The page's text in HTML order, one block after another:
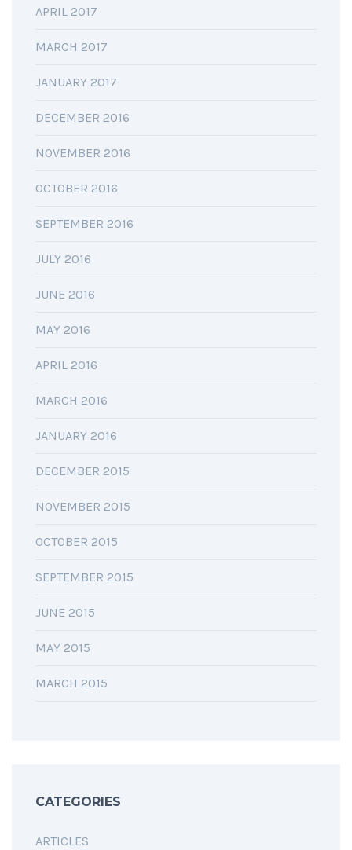
APRIL 2017
MARCH 2017
JANUARY 2017
DECEMBER 2016
NOVEMBER 2016
OCTOBER 2016
SEPTEMBER 2016
JULY 2016
JUNE 2016
MAY 2016
APRIL 2016
MARCH 2016
JANUARY 2016
DECEMBER 2015
NOVEMBER 2015
OCTOBER 2015
SEPTEMBER 2015
JUNE 2015
MAY 2015
MARCH 2015
CATEGORIES
ARTICLES